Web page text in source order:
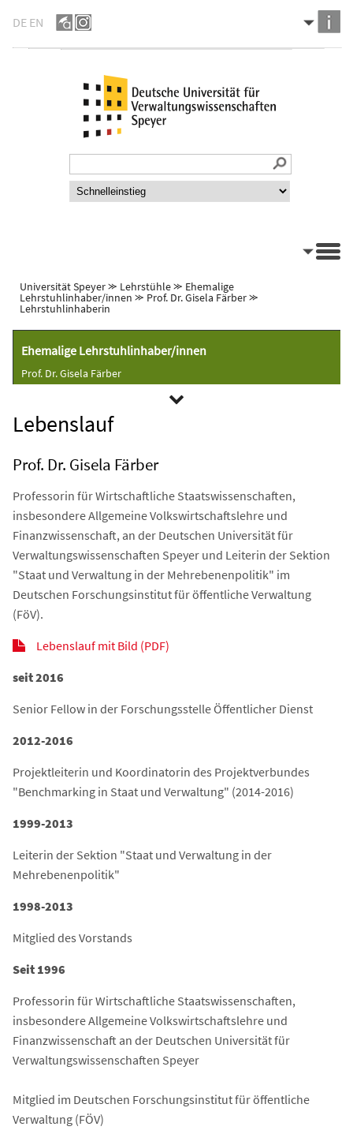
DE EN
Universität Speyer⪼ Lehrstühle⪼ Ehemalige
Lehrstuhlinhaber/innen ⪼ Prof. Dr. Gisela Färber⪼
Lehrstuhlinhaberin
Ehemalige Lehrstuhlinhaber/innen
Prof. Dr. Gisela Färber
Lebenslauf
Prof. Dr. Gisela Färber
Professorin für Wirtschaftliche Staatswissenschaften,
insbesondere Allgemeine Volkswirtschaftslehre und
Finanzwissenschaft, an der Deutschen Universität für
Verwaltungswissenschaften Speyer und Leiterin der Sektion
"Staat und Verwaltung in der Mehrebenenpolitik" im
Deutschen Forschungsinstitut für öffentliche Verwaltung
(FöV).
Lebenslauf mit Bild (PDF)
seit 2016
Senior Fellow in der Forschungsstelle Öffentlicher Dienst
2012-2016
Projektleiterin und Koordinatorin des Projektverbundes
"Benchmarking in Staat und Verwaltung" (2014-2016)
1999-2013
Leiterin der Sektion "Staat und Verwaltung in der
Mehrebenenpolitik"
1998-2013
Mitglied des Vorstands
Seit 1996
Professorin für Wirtschaftliche Staatswissenschaften,
insbesondere Allgemeine Volkswirtschaftslehre und
Finanzwissenschaft an der Deutschen Universität für
Verwaltungswissenschaften Speyer
Mitglied im Deutschen Forschungsinstitut für öffentliche
Verwaltung (FÖV)